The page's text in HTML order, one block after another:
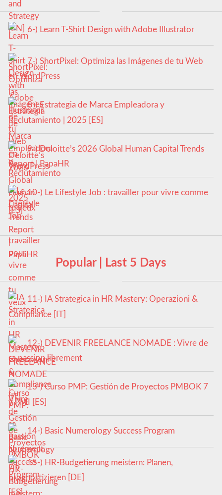
6-) Learn T-Shirt Design with Adobe Illustrator
7-) ShortPixel: Optimiza las Imágenes de tu Web
en WordPress
8-) Estrategia de Marca Empleadora y
Reclutamiento | 2025 [ES]
9-) Deloitte’s 2026 Global Human Capital Trends
Report | PapaHR
10-) Le Lifestyle Job : travailler pour vivre comme
tu veux
Popular | Last 5 Days
11-) IA Strategica in HR Mastery: Operazioni &
Compliance [IT]
12-) DEVENIR FREELANCE NOMADE : Vivre de
sa passion librement
13-) Curso PMP: Gestión de Proyectos PMBOK 7
y PMI [ES]
14-) Basic Numerology Success Program
15-) HR-Budgetierung meistern: Planen,
prognostizieren [DE]